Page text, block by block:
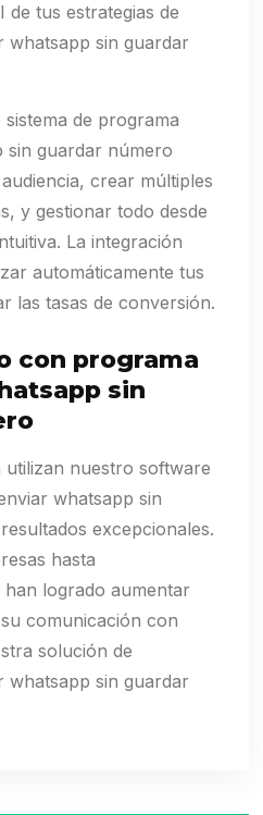
de tus estrategias de
whatsapp sin guardar
de programa
sin guardar número
crear múltiples
y gestionar todo desde
La integración
automáticamente tus
las tasas de conversión.
con programa
sin
utilizan nuestro software
whatsapp sin
excepcionales.
hasta
logrado aumentar
comunicación con
solución de
whatsapp sin guardar